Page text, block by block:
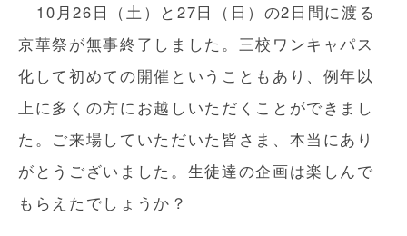
10月26日（土）と27日（日）の2日間に渡る
京華祭が無事終了しました。三校ワンキャパス
化して初めての開催ということもあり、例年以
上に多くの方にお越しいただくことができまし
た。ご来場していただいた皆さま、本当にあり
がとうございました。生徒達の企画は楽しんで
もらえたでしょうか？